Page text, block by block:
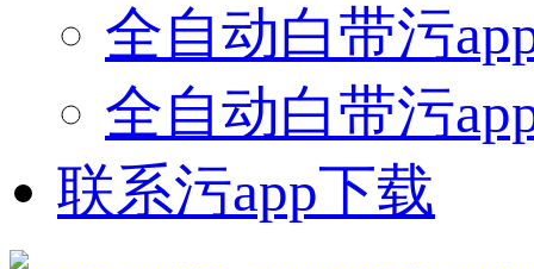
全自动白带污
全自动白带污
联系污app下载